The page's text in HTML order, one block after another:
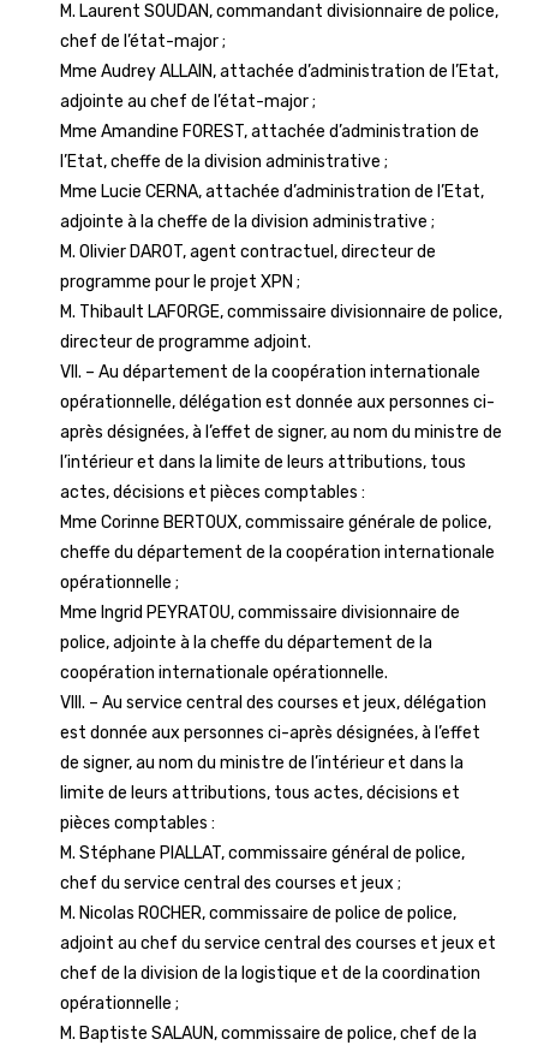
M. Laurent SOUDAN, commandant divisionnaire de police,
chef de l’état-major ;
Mme Audrey ALLAIN, attachée d’administration de l’Etat,
adjointe au chef de l’état-major ;
Mme Amandine FOREST, attachée d’administration de
l’Etat, cheffe de la division administrative ;
Mme Lucie CERNA, attachée d’administration de l’Etat,
adjointe à la cheffe de la division administrative ;
M. Olivier DAROT, agent contractuel, directeur de
programme pour le projet XPN ;
M. Thibault LAFORGE, commissaire divisionnaire de police,
directeur de programme adjoint.
VII. – Au département de la coopération internationale
opérationnelle, délégation est donnée aux personnes ci-
après désignées, à l’effet de signer, au nom du ministre de
l’intérieur et dans la limite de leurs attributions, tous
actes, décisions et pièces comptables :
Mme Corinne BERTOUX, commissaire générale de police,
cheffe du département de la coopération internationale
opérationnelle ;
Mme Ingrid PEYRATOU, commissaire divisionnaire de
police, adjointe à la cheffe du département de la
coopération internationale opérationnelle.
VIII. – Au service central des courses et jeux, délégation
est donnée aux personnes ci-après désignées, à l’effet
de signer, au nom du ministre de l’intérieur et dans la
limite de leurs attributions, tous actes, décisions et
pièces comptables :
M. Stéphane PIALLAT, commissaire général de police,
chef du service central des courses et jeux ;
M. Nicolas ROCHER, commissaire de police de police,
adjoint au chef du service central des courses et jeux et
chef de la division de la logistique et de la coordination
opérationnelle ;
M. Baptiste SALAUN, commissaire de police, chef de la